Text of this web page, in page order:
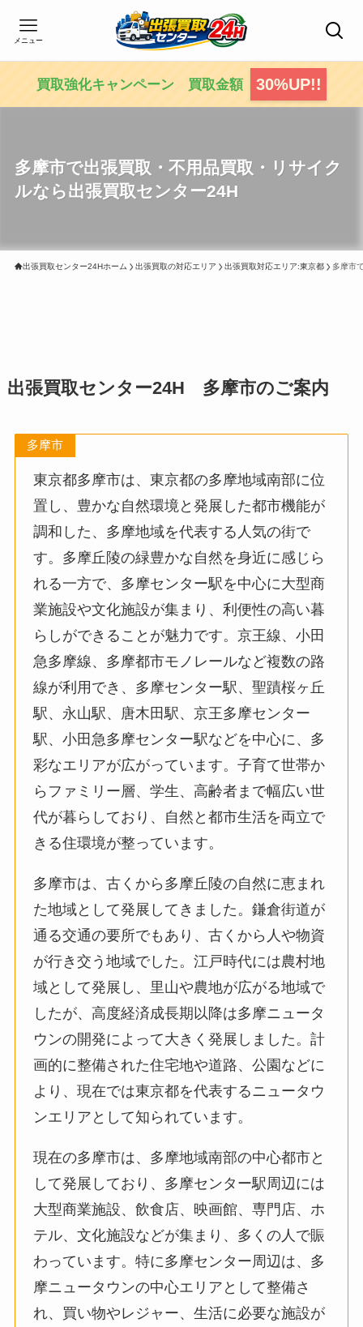
メニュー
買取強化キャンペーン 買取金額 30%UP!!
多摩市で出張買取・不用品買取・リサイク
ルなら出張買取センター24H
出張買取センター24Hホーム 出張買取の対応エリア 出張買取対応エリア:東京都 多摩市
出張買取センター24H 多摩市のご案内
多摩市
東京都多摩市は、東京都の多摩地域南部に位
置し、豊かな自然環境と発展した都市機能が
調和した、多摩地域を代表する人気の街で
す。多摩丘陵の緑豊かな自然を身近に感じら
れる一方で、多摩センター駅を中心に大型商
業施設や文化施設が集まり、利便性の高い暮
らしができることが魅力です。京王線、小田
急多摩線、多摩都市モノレールなど複数の路
線が利用でき、多摩センター駅、聖蹟桜ヶ丘
駅、永山駅、唐木田駅、京王多摩センター
駅、小田急多摩センター駅などを中心に、多
彩なエリアが広がっています。子育て世帯か
らファミリー層、学生、高齢者まで幅広い世
代が暮らしており、自然と都市生活を両立で
きる住環境が整っています。
多摩市は、古くから多摩丘陵の自然に恵まれ
た地域として発展してきました。鎌倉街道が
通る交通の要所でもあり、古くから人や物資
が行き交う地域でした。江戸時代には農村地
域として発展し、里山や農地が広がる地域で
したが、高度経済成長期以降は多摩ニュータ
ウンの開発によって大きく発展しました。計
画的に整備された住宅地や道路、公園などに
より、現在では東京都を代表するニュータウ
ンエリアとして知られています。
現在の多摩市は、多摩地域南部の中心都市と
して発展しており、多摩センター駅周辺には
大型商業施設、飲食店、映画館、専門店、ホ
テル、文化施設などが集まり、多くの人で賑
わっています。特に多摩センター周辺は、多
摩ニュータウンの中心エリアとして整備さ
れ、買い物やレジャー、生活に必要な施設が